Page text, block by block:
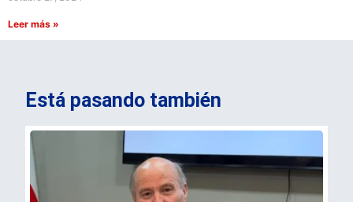
Leer más »
Está pasando también